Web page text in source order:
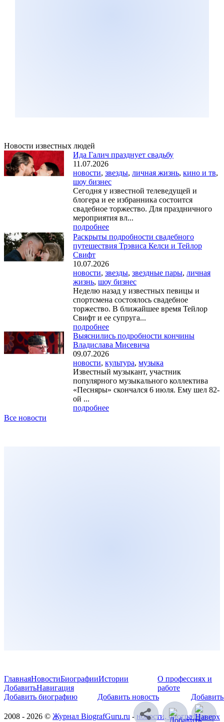
Новости известных людей
Ида Галич празднует свадьбу
11.07.2026
новости, звезды, личная жизнь, кино и тв,
шоу бизнес
Сегодня у известной телеведущей и
блогера и ее избранника состоится
свадебное торжество. Для праздничного
мероприятия вл...
подробнее
Раскрыты подробности свадебного
путешествия Трэвиса Келси и Тейлор
Свифт
10.07.2026
новости, звезды, звездные пары, личная
жизнь, шоу бизнес
Неделю назад у известных певицы и
спортсмена состоялось свадебное
торжество. В ближайшее время Тейлор
Свифт и ее супруга...
подробнее
Выяснились подробности кончины
Владислава Мисевича
09.07.2026
новости, культура, музыка
Известный музыкант, участник
популярного музыкального коллектива
«Песняры» скончался 6 июля. Ему шел 82-
ой ...
подробнее
Все новости
ГлавнаяНовостиБиографииИстории
ДобавитьНавигация
О профессиях и
работе
Добавить биографию
Добавить новость
2008 - 2026 © Журнал BiografGuru.ru - новости, биографии и